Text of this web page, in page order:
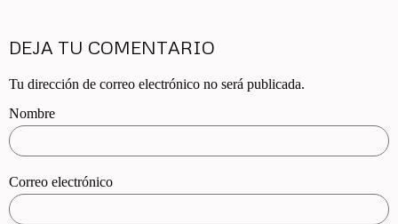
DEJA TU COMENTARIO
Tu dirección de correo electrónico no será publicada.
Nombre
Correo electrónico